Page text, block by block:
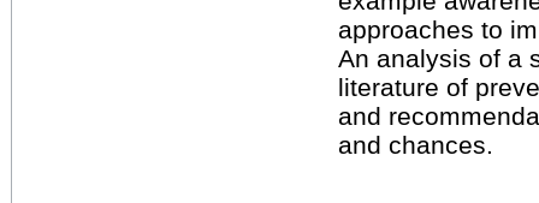
approaches to
An analysis of a
literature of
and
and chances.